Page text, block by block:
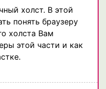
холст. В этой
понять браузеру
холста Вам
этой части и как